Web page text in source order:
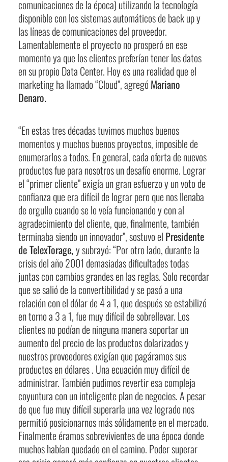
comunicaciones de la época) utilizando la tecnología
disponible con los sistemas automáticos de back up y
las líneas de comunicaciones del proveedor.
Lamentablemente el proyecto no prosperó en ese
momento ya que los clientes preferían tener los datos
en su propio Data Center. Hoy es una realidad que el
marketing ha llamado “Cloud”, agregó Mariano
Denaro.
“En estas tres décadas tuvimos muchos buenos
momentos y muchos buenos proyectos, imposible de
enumerarlos a todos. En general, cada oferta de nuevos
productos fue para nosotros un desafío enorme. Lograr
el “primer cliente” exigía un gran esfuerzo y un voto de
confianza que era difícil de lograr pero que nos llenaba
de orgullo cuando se lo veía funcionando y con al
agradecimiento del cliente, que, finalmente, también
terminaba siendo un innovador”, sostuvo el Presidente
de TelexTorage, y subrayó: “Por otro lado, durante la
crisis del año 2001 demasiadas dificultades todas
juntas con cambios grandes en las reglas. Solo recordar
que se salió de la convertibilidad y se pasó a una
relación con el dólar de 4 a 1, que después se estabilizó
en torno a 3 a 1, fue muy difícil de sobrellevar. Los
clientes no podían de ninguna manera soportar un
aumento del precio de los productos dolarizados y
nuestros proveedores exigían que pagáramos sus
productos en dólares . Una ecuación muy difícil de
administrar. También pudimos revertir esa compleja
coyuntura con un inteligente plan de negocios. A pesar
de que fue muy difícil superarla una vez logrado nos
permitió posicionarnos más sólidamente en el mercado.
Finalmente éramos sobrevivientes de una época donde
muchos habían quedado en el camino. Poder superar